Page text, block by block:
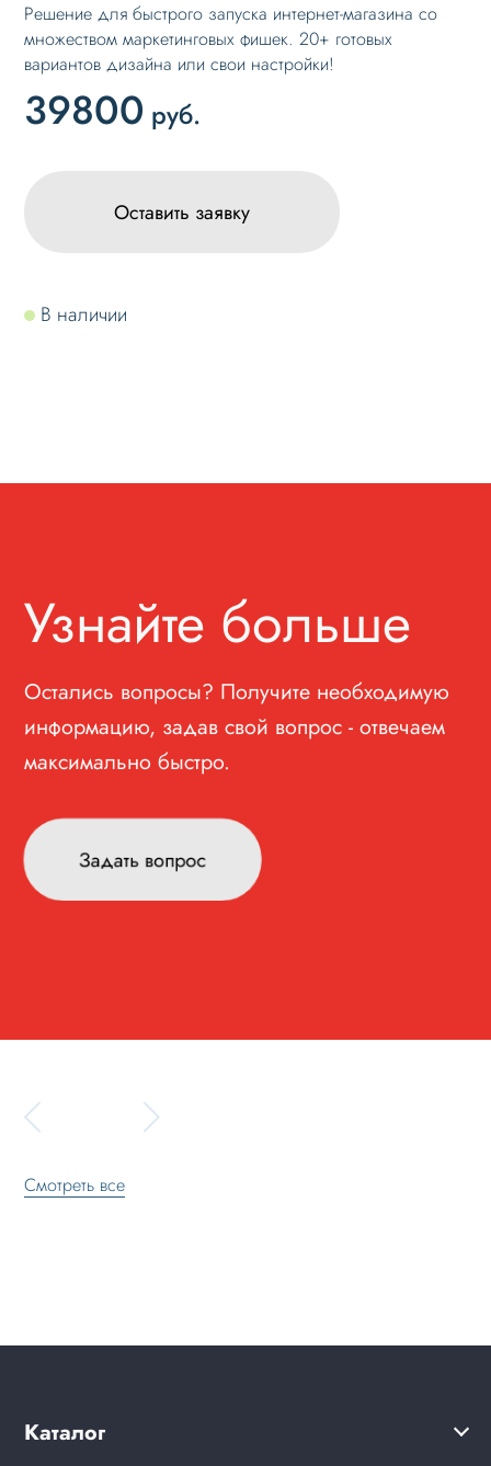
Решение для быстрого запуска интернет-магазина со
множеством маркетинговых фишек. 20+ готовых
вариантов дизайна или свои настройки!
39800 руб.
Оставить заявку
В наличии
Узнайте больше
Остались вопросы? Получите необходимую
информацию, задав свой вопрос - отвечаем
максимально быстро.
Задать вопрос
Смотреть все
Каталог